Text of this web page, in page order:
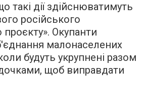
такі дії здійснюватимуть
російського
проєкту». Окупанти
малонаселених
будуть укрупнені разом
щоб виправдати